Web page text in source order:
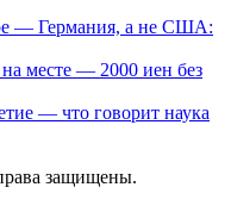
— Германия, а не США:
месте — 2000 иен без
— что говорит наука
защищены.